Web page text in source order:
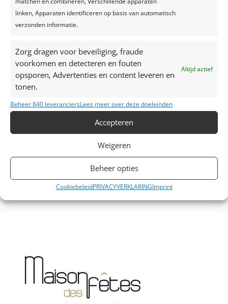
linken, Apparaten identificeren op basis van automatisch
verzonden informatie.
Zorg dragen voor beveiliging, fraude
voorkomen en detecteren en fouten
opsporen, Advertenties en content leveren en
tonen.
Altijd actief
Beheer 840 leveranciersLees meer over deze doeleinden
Accepteren
Weigeren
Beheer opties
CookiebeleidPRIVACYVERKLARINGImprint
vaak maar...
Recente berichten
Trouwjurken trends 2024
Zelfgemaakte limonade, hét recept voor een
verkoelend drankje!
Top 7 trends voor huwelijken in 2024-2025
Zo creëer je het perfecte sprookjesfeest!
Recente reacties